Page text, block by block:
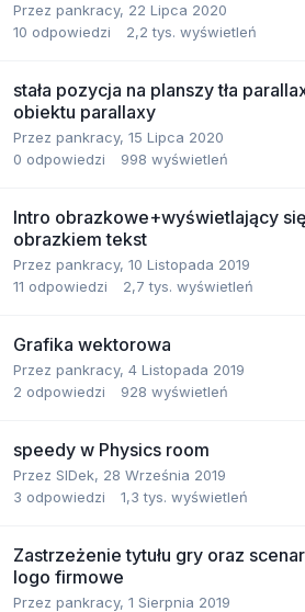
Przez pankracy, 22 Lipca 2020
10 odpowiedzi 2,2 tys. wyświetleń
stała pozycja na planszy tła
obiektu parallaxy
Przez pankracy, 15 Lipca 2020
0 odpowiedzi 998 wyświetleń
Intro obrazkowe+wyświetlający
obrazkiem tekst
Przez pankracy, 10 Listopada 2019
11 odpowiedzi 2,7 tys. wyświetleń
Grafika wektorowa
Przez pankracy, 4 Listopada 2019
2 odpowiedzi 928 wyświetleń
speedy w Physics room
Przez SIDek, 28 Września 2019
3 odpowiedzi 1,3 tys. wyświetleń
Zastrzeżenie tytułu gry oraz
logo firmowe
Przez pankracy, 1 Sierpnia 2019